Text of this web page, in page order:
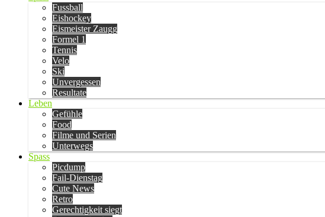
Fussball
Eishockey
Eismeister Zaugg
Formel 1
Tennis
Velo
Ski
Unvergessen
Resultate
Leben
Gefühle
Food
Filme und Serien
Unterwegs
Spass
Picdump
Fail-Dienstag
Cute News
Retro
Gerechtigkeit siegt